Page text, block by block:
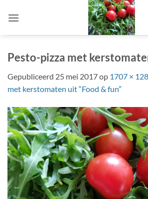
naar
Pesto-pizza met
Gepubliceerd 25 mei 2017op 1707 ×
met kerstomaten uit “Food & fun”